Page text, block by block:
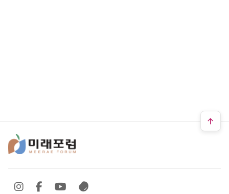
SNS 바로가기
SNS 바로가기SNS 바로가기